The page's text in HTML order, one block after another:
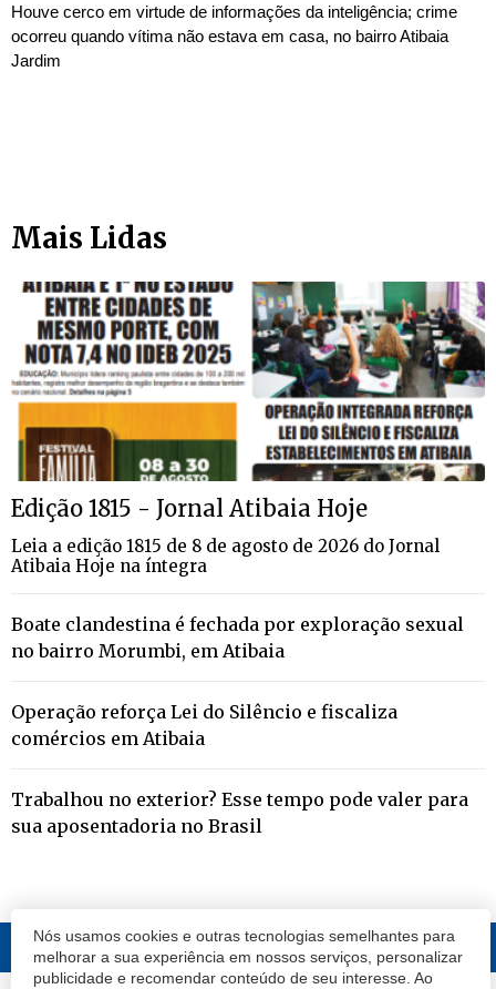
Nós usamos cookies e outras tecnologias semelhantes para
melhorar a sua experiência em nossos serviços, personalizar
publicidade e recomendar conteúdo de seu interesse. Ao
Houve cerco em virtude de informações da inteligência; crime
ocorreu quando vítima não estava em casa, no bairro Atibaia
Jardim
Mais Lidas
Edição 1815 - Jornal Atibaia Hoje
Leia a edição 1815 de 8 de agosto de 2026 do Jornal
Atibaia Hoje na íntegra
Boate clandestina é fechada por exploração sexual
no bairro Morumbi, em Atibaia
Operação reforça Lei do Silêncio e fiscaliza
comércios em Atibaia
Trabalhou no exterior? Esse tempo pode valer para
sua aposentadoria no Brasil